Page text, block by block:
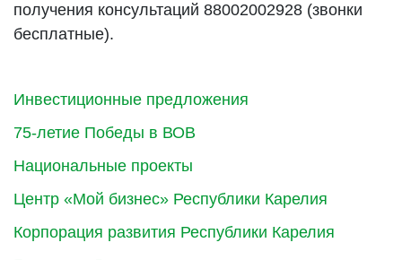
Инвестиционные предложения
75-летие Победы в ВОВ
Национальные проекты
Центр «Мой бизнес» Республики Карелия
Корпорация развития Республики Карелия
получения консультаций 88002002928 (звонки
бесплатные).